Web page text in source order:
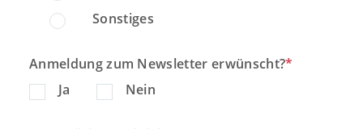
Sonstiges
Anmeldung zum Newsletter erwünscht?*
Ja
Nein